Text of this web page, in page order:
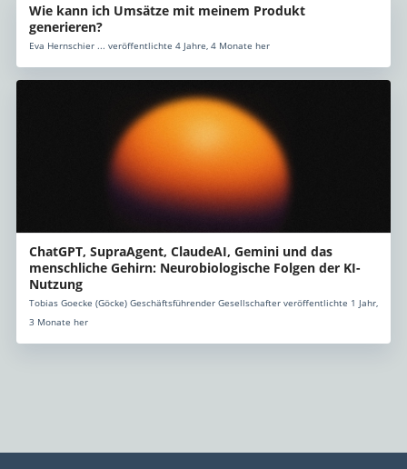
Wie kann ich Umsätze mit meinem Produkt
generieren?
Eva Hernschier ... veröffentlichte 4 Jahre, 4 Monate her
ChatGPT, SupraAgent, ClaudeAI, Gemini und das
menschliche Gehirn: Neurobiologische Folgen der KI-
Nutzung
Tobias Goecke (Göcke) Geschäftsführender Gesellschafter veröffentlichte 1 Jahr,
3 Monate her